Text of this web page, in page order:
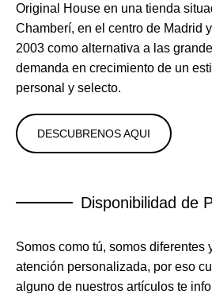
Original House en una tienda
Chamberí, en el centro de Madrid
2003 como alternativa a las
demanda en crecimiento de un
personal y selecto.
DESCUBRENOS AQUI
Disponibilidad de
Somos como tú, somos diferentes
atención personalizada, por eso
alguno de nuestros artículos te